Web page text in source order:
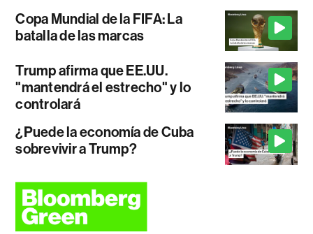
Copa Mundial de la FIFA: La
batalla de las marcas
Trump afirma que EE.UU.
"mantendrá el estrecho" y lo
controlará
¿Puede la economía de Cuba
sobrevivir a Trump?